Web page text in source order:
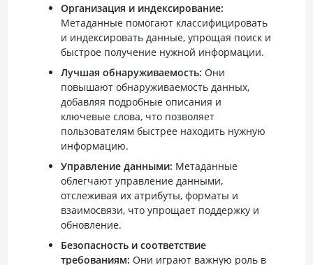
Организация и индексирование:
Метаданные помогают классифицировать
и индексировать данные, упрощая поиск и
быстрое получение нужной информации.
Лучшая обнаруживаемость: Они
повышают обнаруживаемость данных,
добавляя подробные описания и
ключевые слова, что позволяет
пользователям быстрее находить нужную
информацию.
Управление данными: Метаданные
облегчают управление данными,
отслеживая их атрибуты, форматы и
взаимосвязи, что упрощает поддержку и
обновление.
Безопасность и соответствие
требованиям: Они играют важную роль в